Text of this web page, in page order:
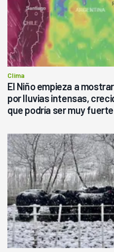
Clima
El Niño empieza a
por lluvias intensas,
que podría ser muy fuerte